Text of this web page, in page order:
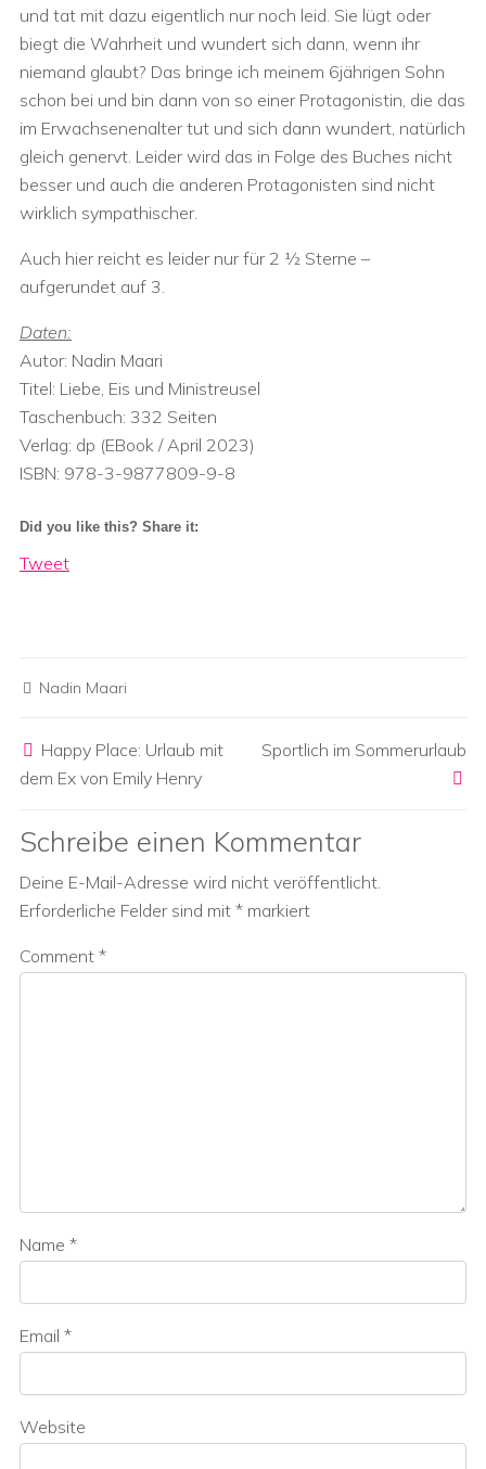
und tat mit dazu eigentlich nur noch leid. Sie lügt oder
biegt die Wahrheit und wundert sich dann, wenn ihr
niemand glaubt? Das bringe ich meinem 6jährigen Sohn
schon bei und bin dann von so einer Protagonistin, die das
im Erwachsenenalter tut und sich dann wundert, natürlich
gleich genervt. Leider wird das in Folge des Buches nicht
besser und auch die anderen Protagonisten sind nicht
wirklich sympathischer.
Auch hier reicht es leider nur für 2 ½ Sterne –
aufgerundet auf 3.
Daten:
Autor: Nadin Maari
Titel: Liebe, Eis und Ministreusel
Taschenbuch: 332 Seiten
Verlag: dp (EBook / April 2023)
ISBN: 978-3-9877809-9-8
Did you like this? Share it:
Tweet
Nadin Maari
Happy Place: Urlaub mit
dem Ex von Emily Henry
Sportlich im Sommerurlaub
Schreibe einen Kommentar
Deine E-Mail-Adresse wird nicht veröffentlicht.
Erforderliche Felder sind mit * markiert
Comment *
Name *
Email *
Website